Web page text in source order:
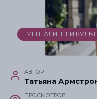
МЕНТАЛИТЕТ И
АВТОР
Татьяна
ПРОСМОТРОВ